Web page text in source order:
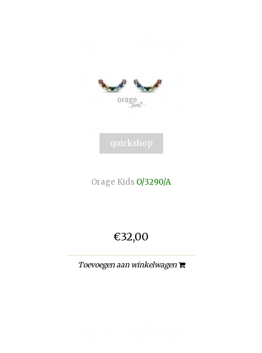
quickshop
Orage Kids O/3290/A
€32,00
Toevoegen aan winkelwagen